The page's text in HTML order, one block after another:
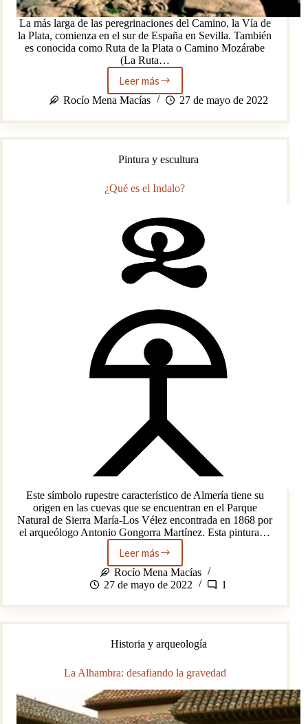
La más larga de las peregrinaciones del Camino, la Vía de
la Plata, comienza en el sur de España en Sevilla. También
es conocida como Ruta de la Plata o Camino Mozárabe
(La Ruta…
Leer más
Vía
de
Plata
Rocío Mena Macías 27 de mayo de 2022
Pintura y escultura
¿Qué es el Indalo?
Este símbolo rupestre característico de Almería tiene su
origen en las cuevas que se encuentran en el Parque
Natural de Sierra María-Los Vélez encontrada en 1868 por
el arqueólogo Antonio Gongorra Martínez. Esta pintura…
Leer más
¿Qué
es
el
Rocío Mena Macías
27 de mayo de 2022
1
Historia y arqueología
La Alhambra: desafiando la gravedad